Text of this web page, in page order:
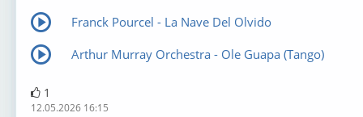
Franck Pourcel - La Nave Del Olvido
Arthur Murray Orchestra - Ole Guapa (Tango)
1
12.05.2026 16:15